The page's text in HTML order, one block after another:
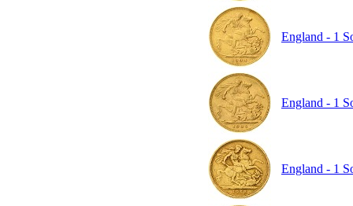
England - 1
England - 1
England - 1